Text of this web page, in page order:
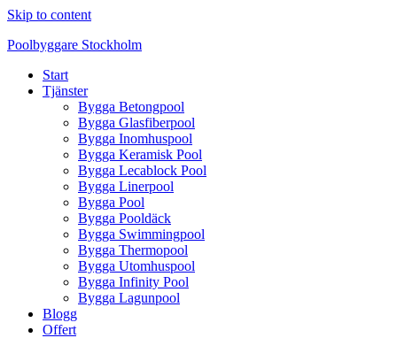
Skip to content
Poolbyggare Stockholm
Start
Tjänster
Bygga Betongpool
Bygga Glasfiberpool
Bygga Inomhuspool
Bygga Keramisk Pool
Bygga Lecablock Pool
Bygga Linerpool
Bygga Pool
Bygga Pooldäck
Bygga Swimmingpool
Bygga Thermopool
Bygga Utomhuspool
Bygga Infinity Pool
Bygga Lagunpool
Blogg
Offert